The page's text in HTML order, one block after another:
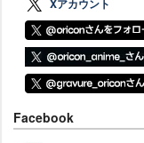
Xアカウント
Facebook